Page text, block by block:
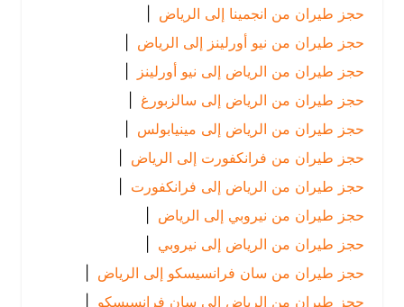
حجز طيران من انجمينا إلى الرياض
|
حجز طيران من نيو أورلينز إلى الرياض
|
حجز طيران من الرياض إلى نيو أورلينز |
حجز طيران من الرياض إلى سالزبورغ |
حجز طيران من الرياض إلى مينيابولس |
حجز طيران من فرانكفورت إلى الرياض
|
حجز طيران من الرياض إلى فرانكفورت |
حجز طيران من نيروبي إلى الرياض
|
حجز طيران من الرياض إلى نيروبي |
حجز طيران من سان فرانسيسكو إلى الرياض
|
حجز طيران من الرياض إلى سان فرانسيسكو |